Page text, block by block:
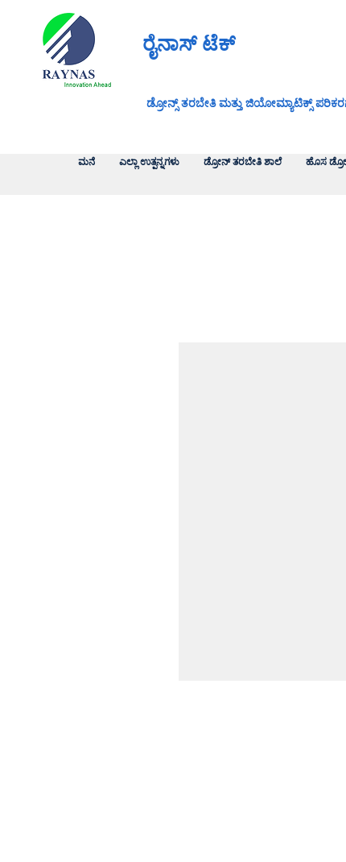
ಮನೆ ಎಲ್ಲಾ ಉತ್ಪನ್ನಗಳು ಡ್ರೋನ್ ತರಬೇತಿ ಶಾಲೆ ಹೊಸ
ರೈನಾಸ್ ಟೆಕ್
ಡ್ರೋನ್ಸ್ ತರಬೇತಿ ಮತ್ತು ಜಿಯೋಮ್ಯಾಟಿಕ್ಸ್